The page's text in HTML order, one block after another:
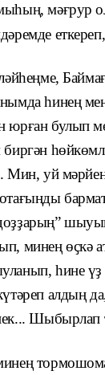
мәғрур
һинең
юрған булып
биргән
Мин, уй
минең өҫкә
һине үҙ
алдың
Шыбырлап